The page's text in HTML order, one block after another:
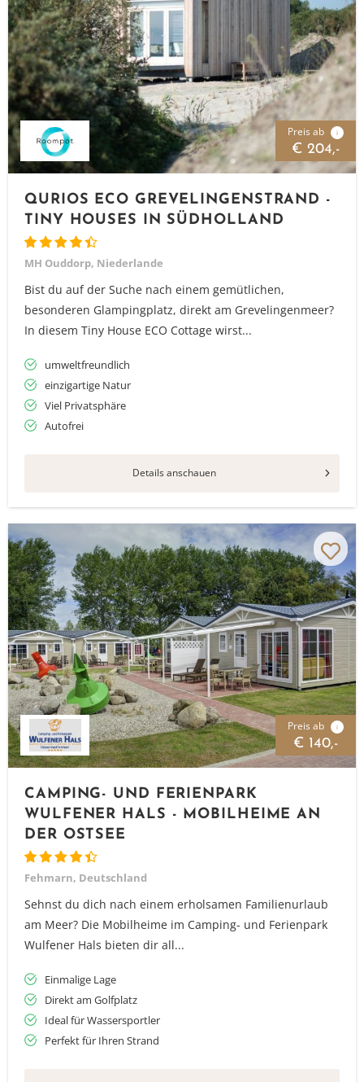
Preis ab i
€ 204,-
QURIOS ECO GREVELINGENSTRAND -
TINY HOUSES IN SÜDHOLLAND
MH Ouddorp, Niederlande
Bist du auf der Suche nach einem gemütlichen,
besonderen Glampingplatz, direkt am Grevelingenmeer?
In diesem Tiny House ECO Cottage wirst...
umweltfreundlich
einzigartige Natur
Viel Privatsphäre
Autofrei
Details anschauen
Preis ab i
€ 140,-
CAMPING- UND FERIENPARK
WULFENER HALS - MOBILHEIME AN
DER OSTSEE
Fehmarn, Deutschland
Sehnst du dich nach einem erholsamen Familienurlaub
am Meer? Die Mobilheime im Camping- und Ferienpark
Wulfener Hals bieten dir all...
Einmalige Lage
Direkt am Golfplatz
Ideal für Wassersportler
Perfekt für Ihren Strand